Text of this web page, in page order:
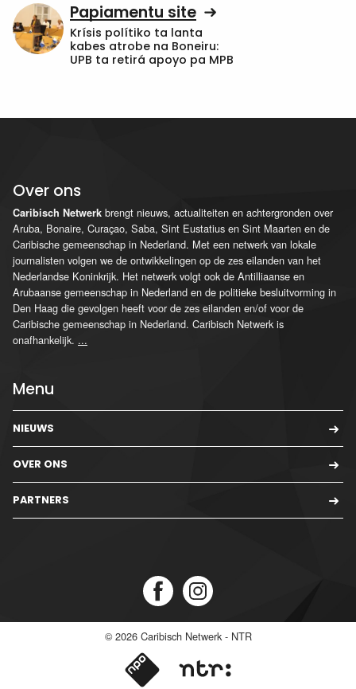
Papiamentu site
Krísis polítiko ta lanta
kabes atrobe na Boneiru:
UPB ta retirá apoyo pa MPB
Over ons
Caribisch Netwerk brengt nieuws, actualiteiten en achtergronden over
Aruba, Bonaire, Curaçao, Saba, Sint Eustatius en Sint Maarten en de
Caribische gemeenschap in Nederland. Met een netwerk van lokale
journalisten volgen we de ontwikkelingen op de zes eilanden van het
Nederlandse Koninkrijk. Het netwerk volgt ook de Antilliaanse en
Arubaanse gemeenschap in Nederland en de politieke besluitvorming in
Den Haag die gevolgen heeft voor de zes eilanden en/of voor de
Caribische gemeenschap in Nederland. Caribisch Netwerk is
onafhankelijk. ...
Menu
NIEUWS
OVER ONS
PARTNERS
© 2026 Caribisch Netwerk - NTR